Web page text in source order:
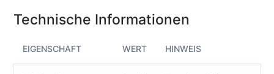
HTTP-
Test
Technische Informationen
EIGENSCHAFT WERT HINWEIS